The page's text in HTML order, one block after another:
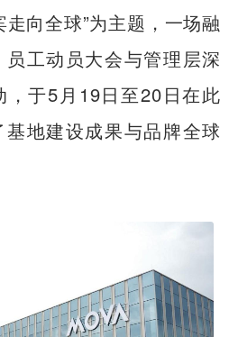
向全球”为主题，一场融
工动员大会与管理层深
，于5月19日至20日在此
地建设成果与品牌全球